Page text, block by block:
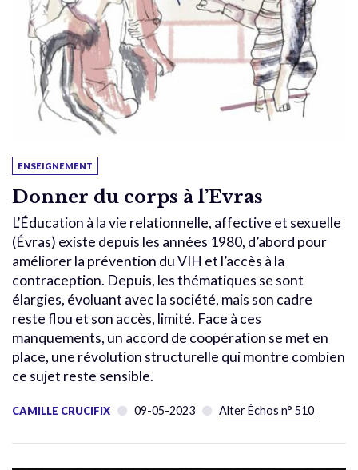
ENSEIGNEMENT
Donner du corps à l’Evras
L’Éducation à la vie relationnelle, affective et sexuelle
(Évras) existe depuis les années 1980, d’abord pour
améliorer la prévention du VIH et l’accès à la
contraception. Depuis, les thématiques se sont
élargies, évoluant avec la société, mais son cadre
reste flou et son accès, limité. Face à ces
manquements, un accord de coopération se met en
place, une révolution structurelle qui montre combien
ce sujet reste sensible.
CAMILLE CRUCIFIX 09-05-2023 Alter Échos n° 510